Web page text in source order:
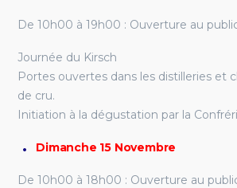
De 10h00 à 19h00 : Ouverture au
Journée du Kirsch
Portes ouvertes dans les distilleries et
de cru.
Initiation à la dégustation par la
Dimanche 15 Novembre
De 10h00 à 18h00 : Ouverture au